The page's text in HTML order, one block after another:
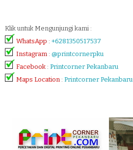
Klik untuk Mengunjungi kami :
WhatsApp : +6281350517537
Instagram : @printcornerpku
Facebook : Printcorner Pekanbaru
Maps Location : Printcorner Pekanbaru